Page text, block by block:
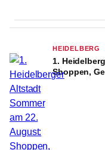
HEIDELBERG
1.
Shoppen,